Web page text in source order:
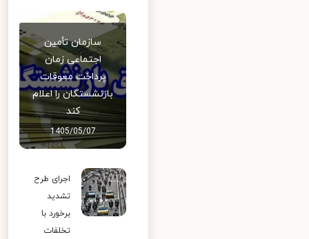
سازمان تأمین
اجتماعی زمان
پرداخت معوقات
بازنشستگان را اعلام
کند
1405/05/07
اجرای طرح
تشدید
برخورد با
تخلفات